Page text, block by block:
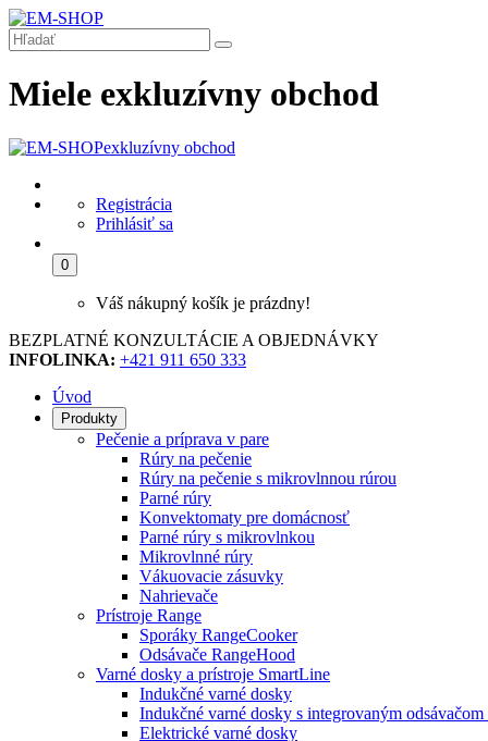
Miele exkluzívny obchod
exkluzívny obchod
Registrácia
Prihlásiť sa
0
Váš nákupný košík je prázdny!
BEZPLATNÉ KONZULTÁCIE A OBJEDNÁVKY
INFOLINKA: +421 911 650 333
Úvod
Produkty
Pečenie a príprava v pare
Rúry na pečenie
Rúry na pečenie s mikrovlnnou rúrou
Parné rúry
Konvektomaty pre domácnosť
Parné rúry s mikrovlnkou
Mikrovlnné rúry
Vákuovacie zásuvky
Nahrievače
Prístroje Range
Sporáky RangeCooker
Odsávače RangeHood
Varné dosky a prístroje SmartLine
Indukčné varné dosky
Indukčné varné dosky s integrovaným odsávačom
Elektrické varné dosky